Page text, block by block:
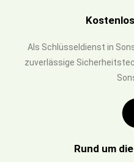
Als Schlüsseldienst in
zuverlässige
Rund um